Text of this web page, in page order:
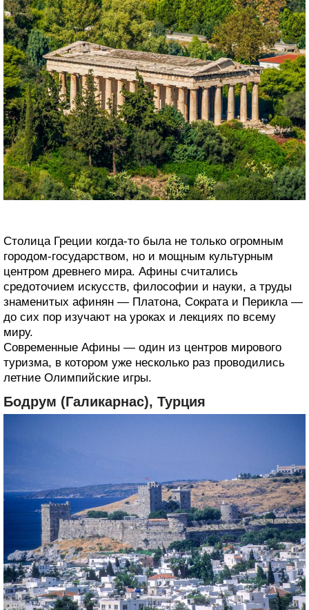
Столица Греции когда-то была не только огромным
городом-государством, но и мощным культурным
центром древнего мира. Афины считались
средоточием искусств, философии и науки, а труды
знаменитых афинян — Платона, Сократа и Перикла —
до сих пор изучают на уроках и лекциях по всему
миру.
Современные Афины — один из центров мирового
туризма, в котором уже несколько раз проводились
летние Олимпийские игры.
Бодрум (Галикарнас), Турция